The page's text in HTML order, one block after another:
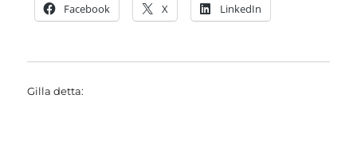
Facebook X LinkedIn
Gilla detta: